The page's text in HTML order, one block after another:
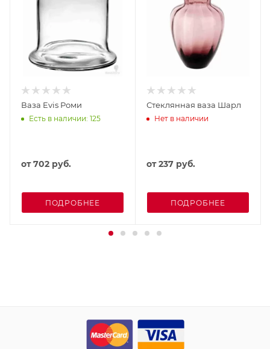
Ваза Evis Роми
Есть в наличии: 125
от702 руб.
ПОДРОБНЕЕ
Стеклянная ваза Шарл
Нет в наличии
от237 руб.
ПОДРОБНЕЕ